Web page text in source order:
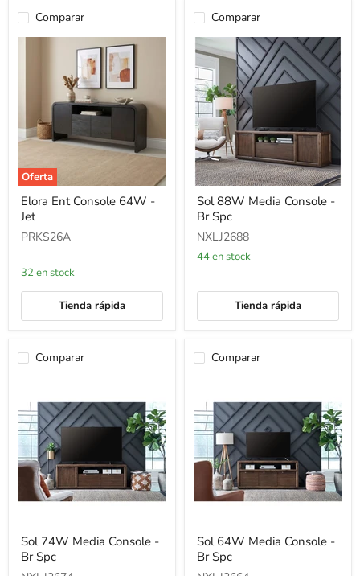
Comparar
Oferta
Elora
Ent
Console
64W
Elora Ent Console 64W -
Jet
PRKS26A
32 en stock
Tienda rápida
Comparar
Sol
88W
Media
Console
Br
Sol 88W Media Console -
Br Spc
NXLJ2688
44 en stock
Tienda rápida
Comparar
74W
Media
Console
Sol 74W Media Console -
Br Spc
Comparar
64W
Media
Console
Sol 64W Media Console -
Br Spc